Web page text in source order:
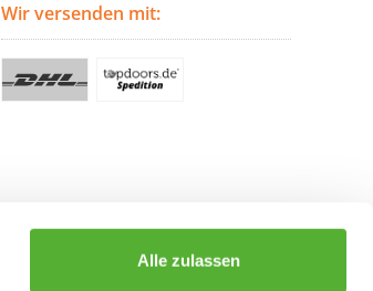
Alle zulassen
Wir versenden mit: